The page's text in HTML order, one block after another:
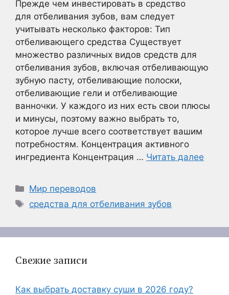
Прежде чем инвестировать в средство
для отбеливания зубов, вам следует
учитывать несколько факторов: Тип
отбеливающего средства Существует
множество различных видов средств для
отбеливания зубов, включая отбеливающую
зубную пасту, отбеливающие полоски,
отбеливающие гели и отбеливающие
ванночки. У каждого из них есть свои плюсы
и минусы, поэтому важно выбрать то,
которое лучше всего соответствует вашим
потребностям. Концентрация активного
ингредиента Концентрация … Читать далее
Рубрики
Мир переводов
Метки
средства для отбеливания зубов
Свежие записи
Как выбрать доставку суши в 2026 году?